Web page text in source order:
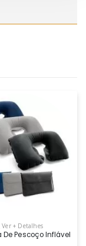
Fornecida Em Bolsa.
Ver + Detalhes
Pescoço Inflável Em